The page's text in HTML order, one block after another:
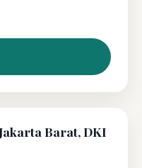
Barat, DKI